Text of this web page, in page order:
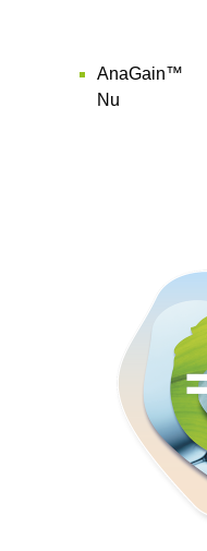
AnaGain™
Nu